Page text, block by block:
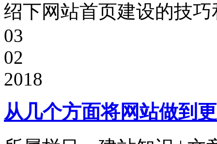
绍下网站首页建设的技
03
02
2018
从几个方面将网站做到